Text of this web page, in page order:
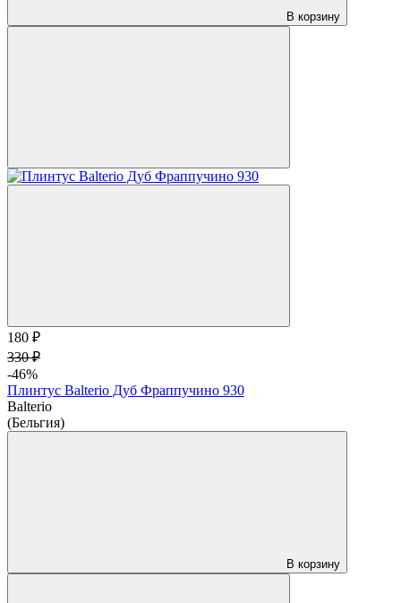
В корзину
180 ₽
330 ₽
-46%
Плинтус Balterio Дуб Фраппучино 930
Balterio
(Бельгия)
В корзину